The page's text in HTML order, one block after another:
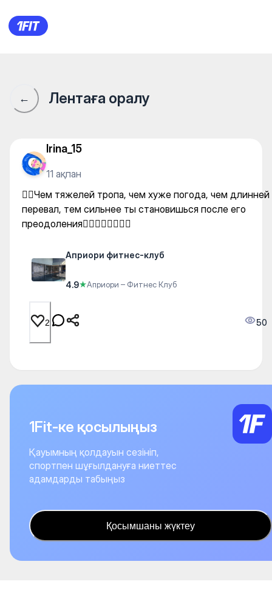
Априори фитнес-клуб —
← Лентаға оралу
Irina_15
11 ақпан
🤸‍♀️Чем тяжелей тропа, чем хуже погода, чем длинней
перевал, тем сильнее ты становишься после его
преодоления🏊‍♀️🧜‍♀️🧞‍♀️🤽‍♀️
Априори фитнес-клуб
4.9★Априори – Фитнес Клуб
2 50
1Fit-ке қосылыңыз
Қауымның қолдауын сезініп,
спортпен шұғылдануға ниеттес
адамдарды табыңыз
Қосымшаны жүктеу